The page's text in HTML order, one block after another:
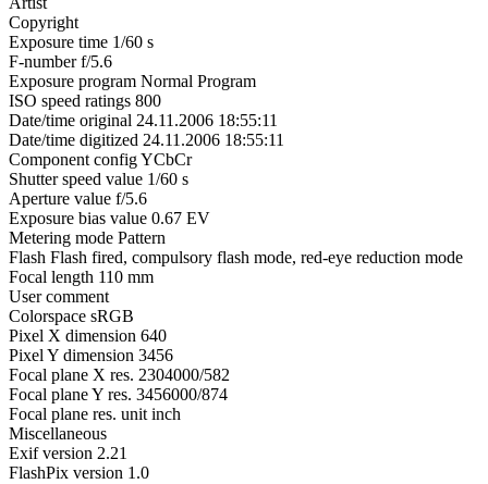
Copyright
Exposure time 1/60 s
F-number f/5.6
Exposure program Normal Program
ISO speed ratings 800
Date/time original 24.11.2006 18:55:11
Date/time digitized 24.11.2006 18:55:11
Component config YCbCr
Shutter speed value 1/60 s
Aperture value f/5.6
Exposure bias value 0.67 EV
Metering mode Pattern
Flash Flash fired, compulsory flash mode, red-eye reduction mode
Focal length 110 mm
User comment
Colorspace sRGB
Pixel X dimension 640
Pixel Y dimension 3456
Focal plane X res. 2304000/582
Focal plane Y res. 3456000/874
Focal plane res. unit inch
Miscellaneous
Exif version 2.21
FlashPix version 1.0